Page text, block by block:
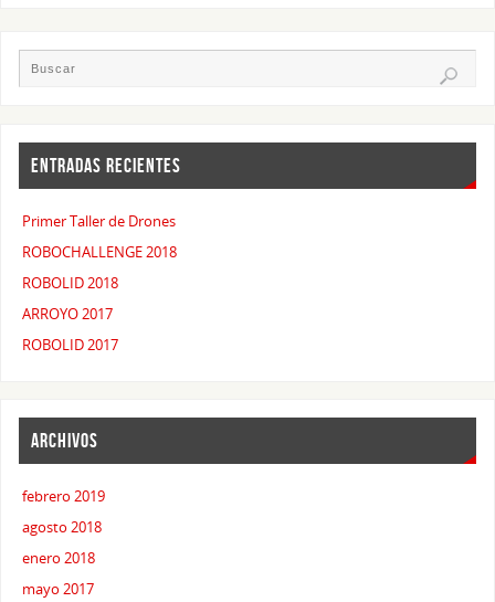
ENTRADAS RECIENTES
Primer Taller de Drones
ROBOCHALLENGE 2018
ROBOLID 2018
ARROYO 2017
ROBOLID 2017
ARCHIVOS
febrero 2019
agosto 2018
enero 2018
mayo 2017